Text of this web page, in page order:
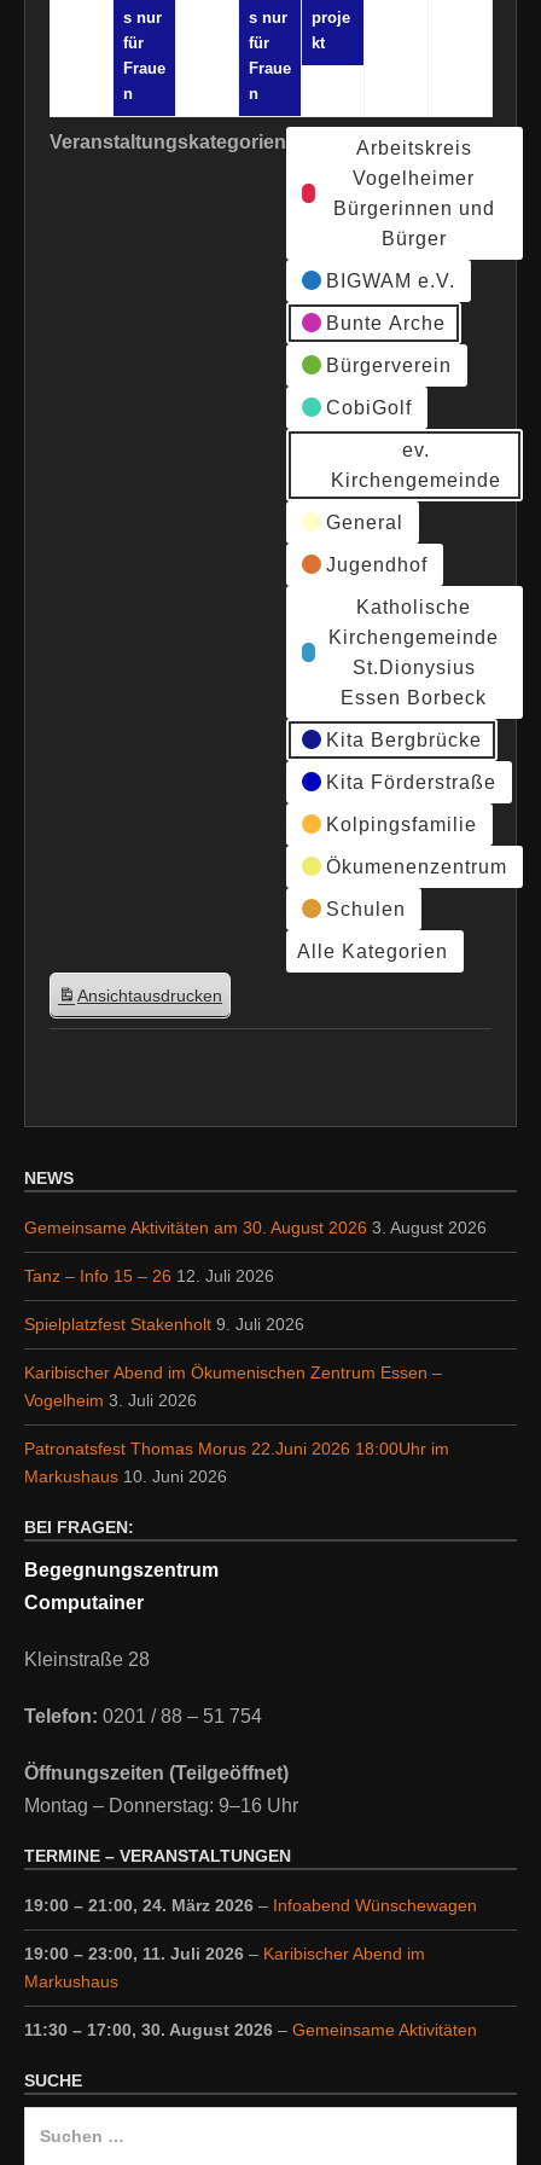
s nur
für
Fraue
n
s nur
für
Fraue
n
proje
kt
Veranstaltungskategorien
Arbeitskreis
Vogelheimer
Bürgerinnen und
Bürger
BIGWAM e.V.
Bunte Arche
Bürgerverein
CobiGolf
ev.
Kirchengemeinde
General
Jugendhof
Katholische
Kirchengemeinde
St.Dionysius
Essen Borbeck
Kita Bergbrücke
Kita Förderstraße
Kolpingsfamilie
Ökumenenzentrum
Schulen
Alle Kategorien
Ansichtausdrucken
NEWS
Gemeinsame Aktivitäten am 30. August 2026 3. August 2026
Tanz – Info 15 – 26 12. Juli 2026
Spielplatzfest Stakenholt 9. Juli 2026
Karibischer Abend im Ökumenischen Zentrum Essen –
Vogelheim 3. Juli 2026
Patronatsfest Thomas Morus 22.Juni 2026 18:00Uhr im
Markushaus 10. Juni 2026
BEI FRAGEN:
Begegnungszentrum
Computainer
Kleinstraße 28
Telefon: 0201 / 88 – 51 754
Öffnungszeiten (Teilgeöffnet)
Montag – Donnerstag: 9–16 Uhr
TERMINE – VERANSTALTUNGEN
19:00 – 21:00, 24. März 2026 – Infoabend Wünschewagen
19:00 – 23:00, 11. Juli 2026 – Karibischer Abend im
Markushaus
11:30 – 17:00, 30. August 2026 – Gemeinsame Aktivitäten
SUCHE